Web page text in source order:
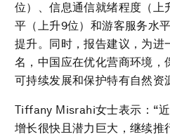
位）、信息通信就绪程度（上
平（上升9位）和游客服务水
提升。同时，报告建议，为进
名，中国应在优化营商环境，
可持续发展和保护特有自然资
Tiffany Misrahi女士表示：“
增长很快且潜力巨大，继续推